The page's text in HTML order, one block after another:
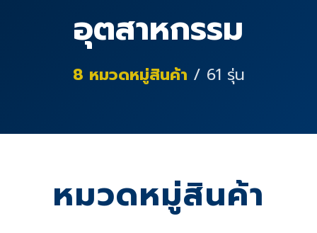
อุตสาหกรรม
8 หมวดหมู่สินค้า / 61 รุ่น
หมวดหมู่สินค้า